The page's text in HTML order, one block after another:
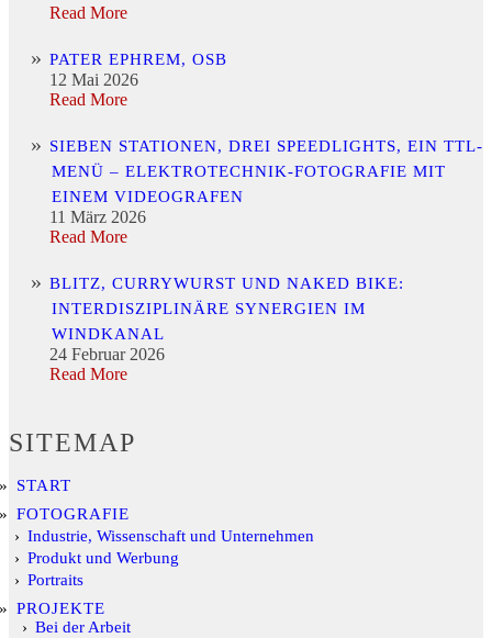
Read More
PATER EPHREM, OSB
12 Mai 2026
Read More
SIEBEN STATIONEN, DREI SPEEDLIGHTS, EIN TTL-
MENÜ – ELEKTROTECHNIK-FOTOGRAFIE MIT
EINEM VIDEOGRAFEN
11 März 2026
Read More
BLITZ, CURRYWURST UND NAKED BIKE:
INTERDISZIPLINÄRE SYNERGIEN IM
WINDKANAL
24 Februar 2026
Read More
SITEMAP
START
FOTOGRAFIE
Industrie, Wissenschaft und Unternehmen
Produkt und Werbung
Portraits
PROJEKTE
Bei der Arbeit